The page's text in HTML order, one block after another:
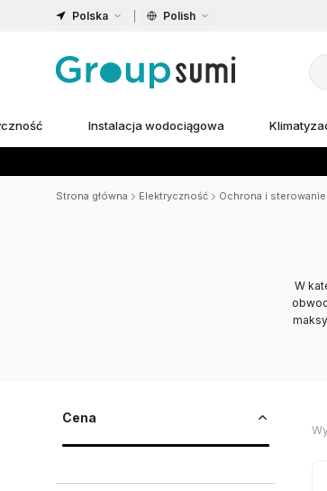
Polska Polish
Instalacja wodociągowa
Strona główna Elektryczność Ochrona i
W
Cena